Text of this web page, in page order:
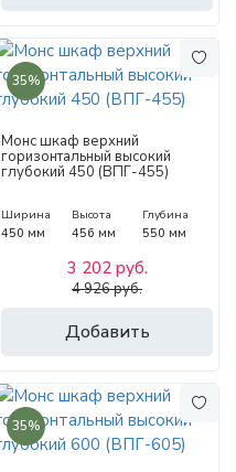
35%
Монс шкаф верхний
горизонтальный высокий
глубокий 450 (ВПГ-455)
Ширина
450 мм
Высота
456 мм
Глубина
550 мм
Добавить
3 202 руб.
4 926 руб.
35%